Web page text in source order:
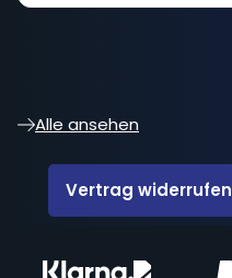
Alle ansehen
Vertrag widerrufen